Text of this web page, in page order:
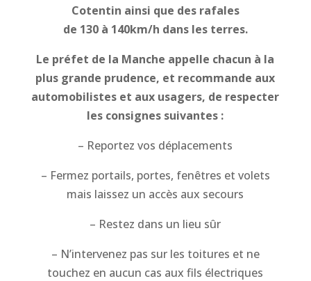
Cotentin ainsi que des rafales
de 130à 140km/h dans les terres.
Le préfet de la Manche appelle chacun à la
plus grande prudence, et recommande aux
automobilistes et aux usagers, de respecter
les consignes suivantes :
– Reportez vos déplacements
– Fermez portails, portes, fenêtres et volets
mais laissez un accès aux secours
– Restez dans un lieu sûr
– N’intervenez pas sur les toitures et ne
touchez en aucun cas aux fils électriques